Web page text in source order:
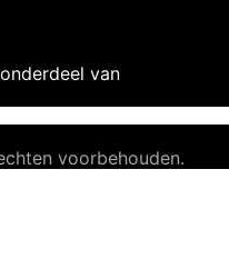
van
voorbehouden.